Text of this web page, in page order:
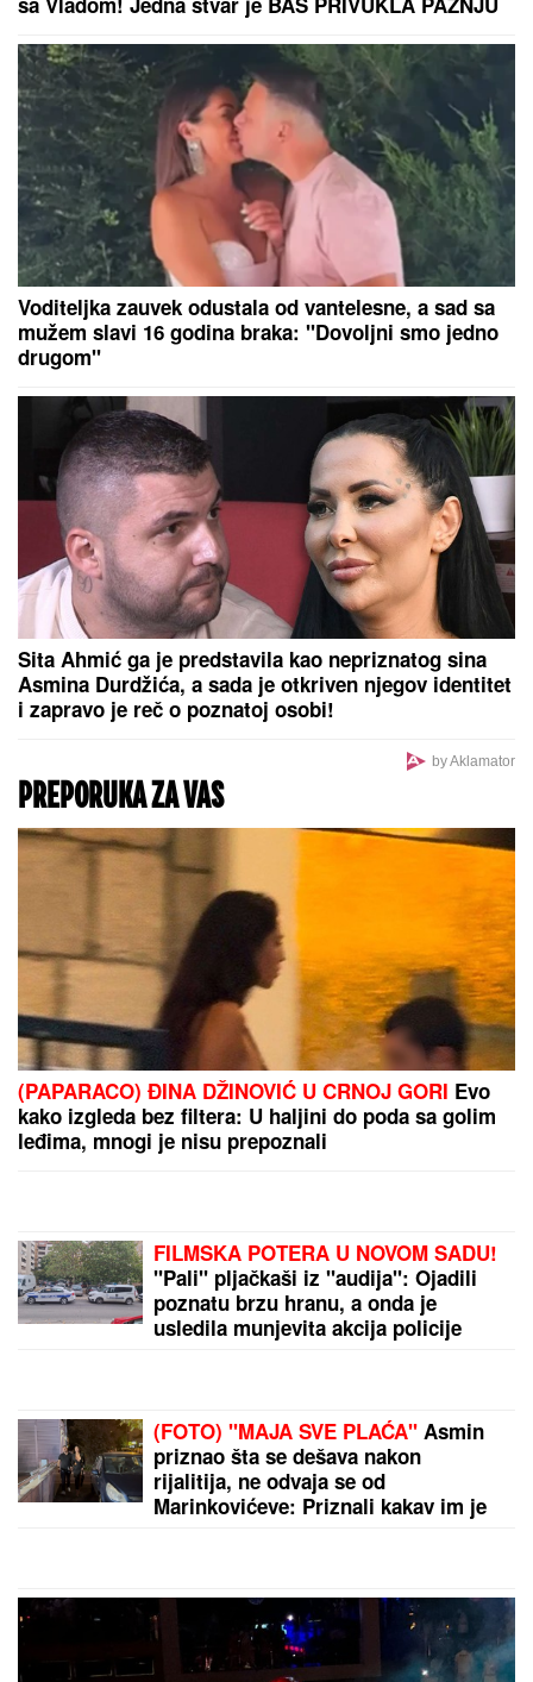
SJAJNE VESTI ZA PARTIZAN:Crno-beli sve bliži
grupnoj fazi Lige konferencije!
(FOTO) BILA U KANDŽAMA DROGE,
DECA NISU IMALA ODEĆUPevačica
promenila život iz korena, pa
pokazala kako sada izgleda: "Bez
filtera"
Ana Divac pokazala rodni
kraj, a evo u kakvom luksuzu u Americi se baškari
sa Vladom! Jedna stvar je BAŠ PRIVUKLA PAŽNJU
(FOTO)
Voditeljka zauvek odustala od vantelesne, a sad sa
mužem slavi 16 godina braka: "Dovoljni smo jedno
drugom"
Sita Ahmić ga je predstavila kao nepriznatog sina
Asmina Durdžića, a sada je otkriven njegov identitet
i zapravo je reč o poznatoj osobi!
PREPORUKA ZA VAS